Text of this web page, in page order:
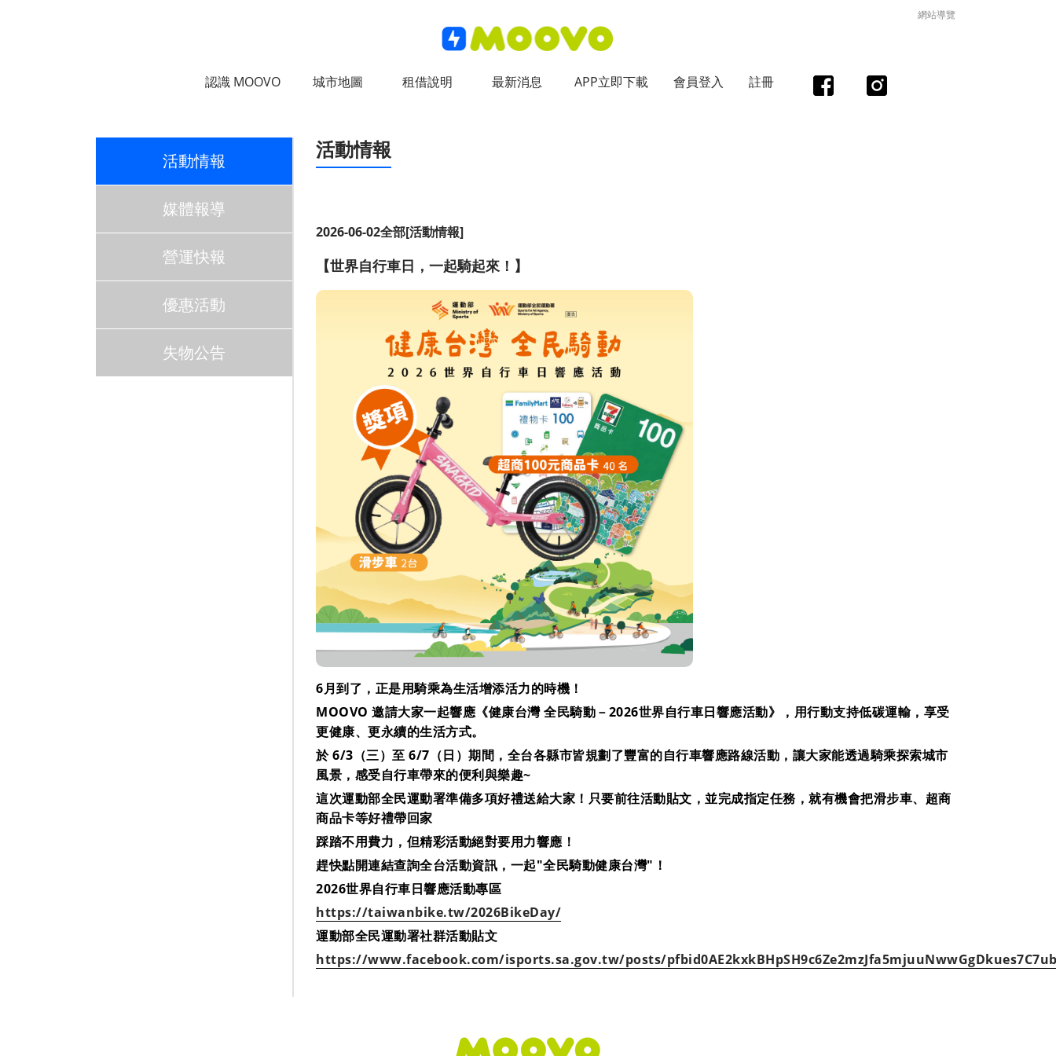
網站導覽
認識 MOOVO 城市地圖 租借說明 最新消息 APP立即下載 會員登入 註冊
活動情報
媒體報導
營運快報
優惠活動
失物公告
活動情報
2026-06-02全部[活動情報]
【世界自行車日，一起騎起來！】
6月到了，正是用騎乘為生活增添活力的時機！
MOOVO 邀請大家一起響應《健康台灣 全民騎動－2026世界自行車日響應活動》，用行動支持低碳運輸，享受
更健康、更永續的生活方式。
於 6/3（三）至 6/7（日）期間，全台各縣市皆規劃了豐富的自行車響應路線活動，讓大家能透過騎乘探索城市
風景，感受自行車帶來的便利與樂趣~
這次運動部全民運動署準備多項好禮送給大家！只要前往活動貼文，並完成指定任務，就有機會把滑步車、超商
商品卡等好禮帶回家
踩踏不用費力，但精彩活動絕對要用力響應！
趕快點開連結查詢全台活動資訊，一起"全民騎動健康台灣"！
2026世界自行車日響應活動專區
https://taiwanbike.tw/2026BikeDay/
運動部全民運動署社群活動貼文
https://www.facebook.com/isports.sa.gov.tw/posts/